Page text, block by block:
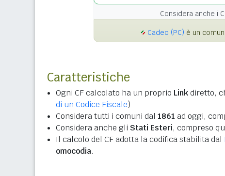
Considera anche i
Cadeo (PC) è un
Caratteristiche
Ogni CF calcolato ha un proprio Linkdiretto,
di un Codice Fiscale)
Considera tutti i comuni dal 1861 ad oggi,
Considera anche gli Stati Esteri, compreso
Il calcolo del CF adotta la codifica stabilita dal
omocodia.